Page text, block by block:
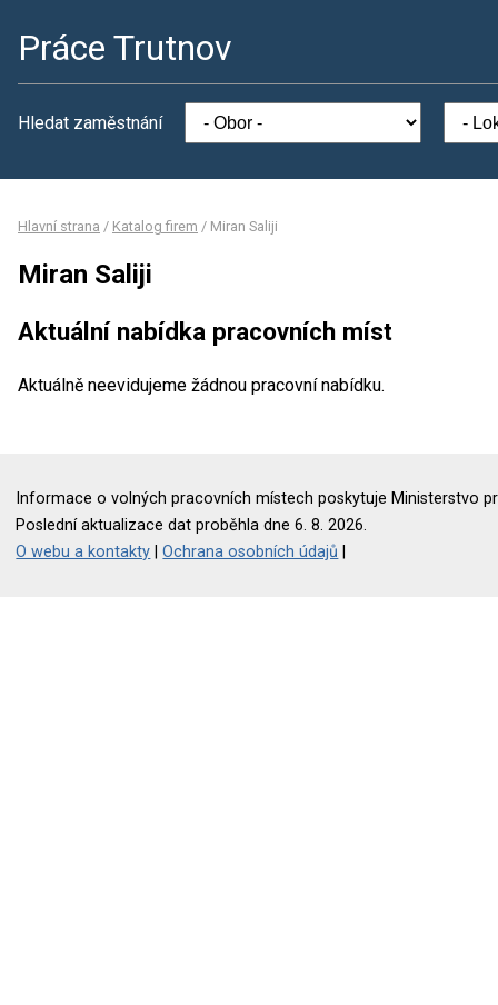
Práce Trutnov
Hledat zaměstnání
Hlavní strana / Katalog firem / Miran Saliji
Miran Saliji
Aktuální nabídka pracovních míst
Aktuálně neevidujeme žádnou pracovní nabídku.
Informace o volných pracovních místech poskytuje Ministerstvo
Poslední aktualizace dat proběhla dne 6. 8. 2026.
O webu a kontakty |Ochrana osobních údajů